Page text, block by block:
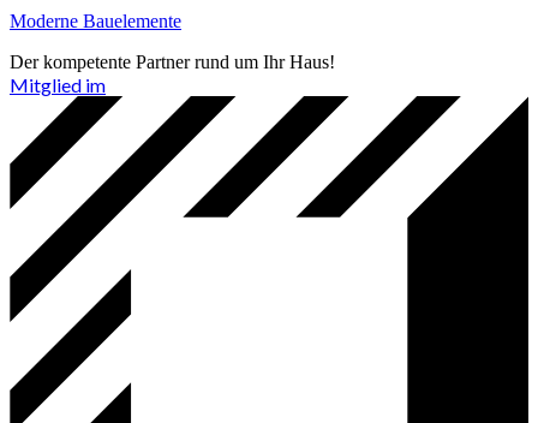
Moderne Bauelemente
Der kompetente Partner rund um Ihr Haus!
Mitglied im